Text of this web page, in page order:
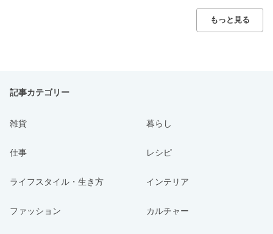
もっと見る
記事カテゴリー
雑貨 暮らし
仕事 レシピ
ライフスタイル・生き方 インテリア
ファッション カルチャー